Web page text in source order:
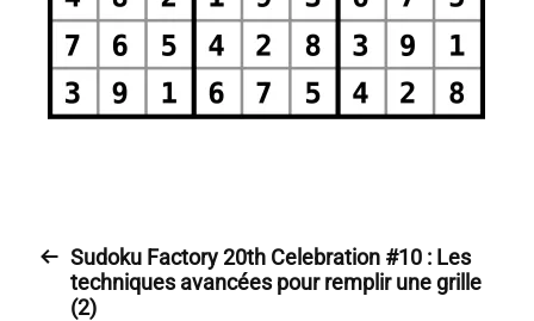
Sudoku Factory 20th Celebration #10 : Les
techniques avancées pour remplir une grille
(2)